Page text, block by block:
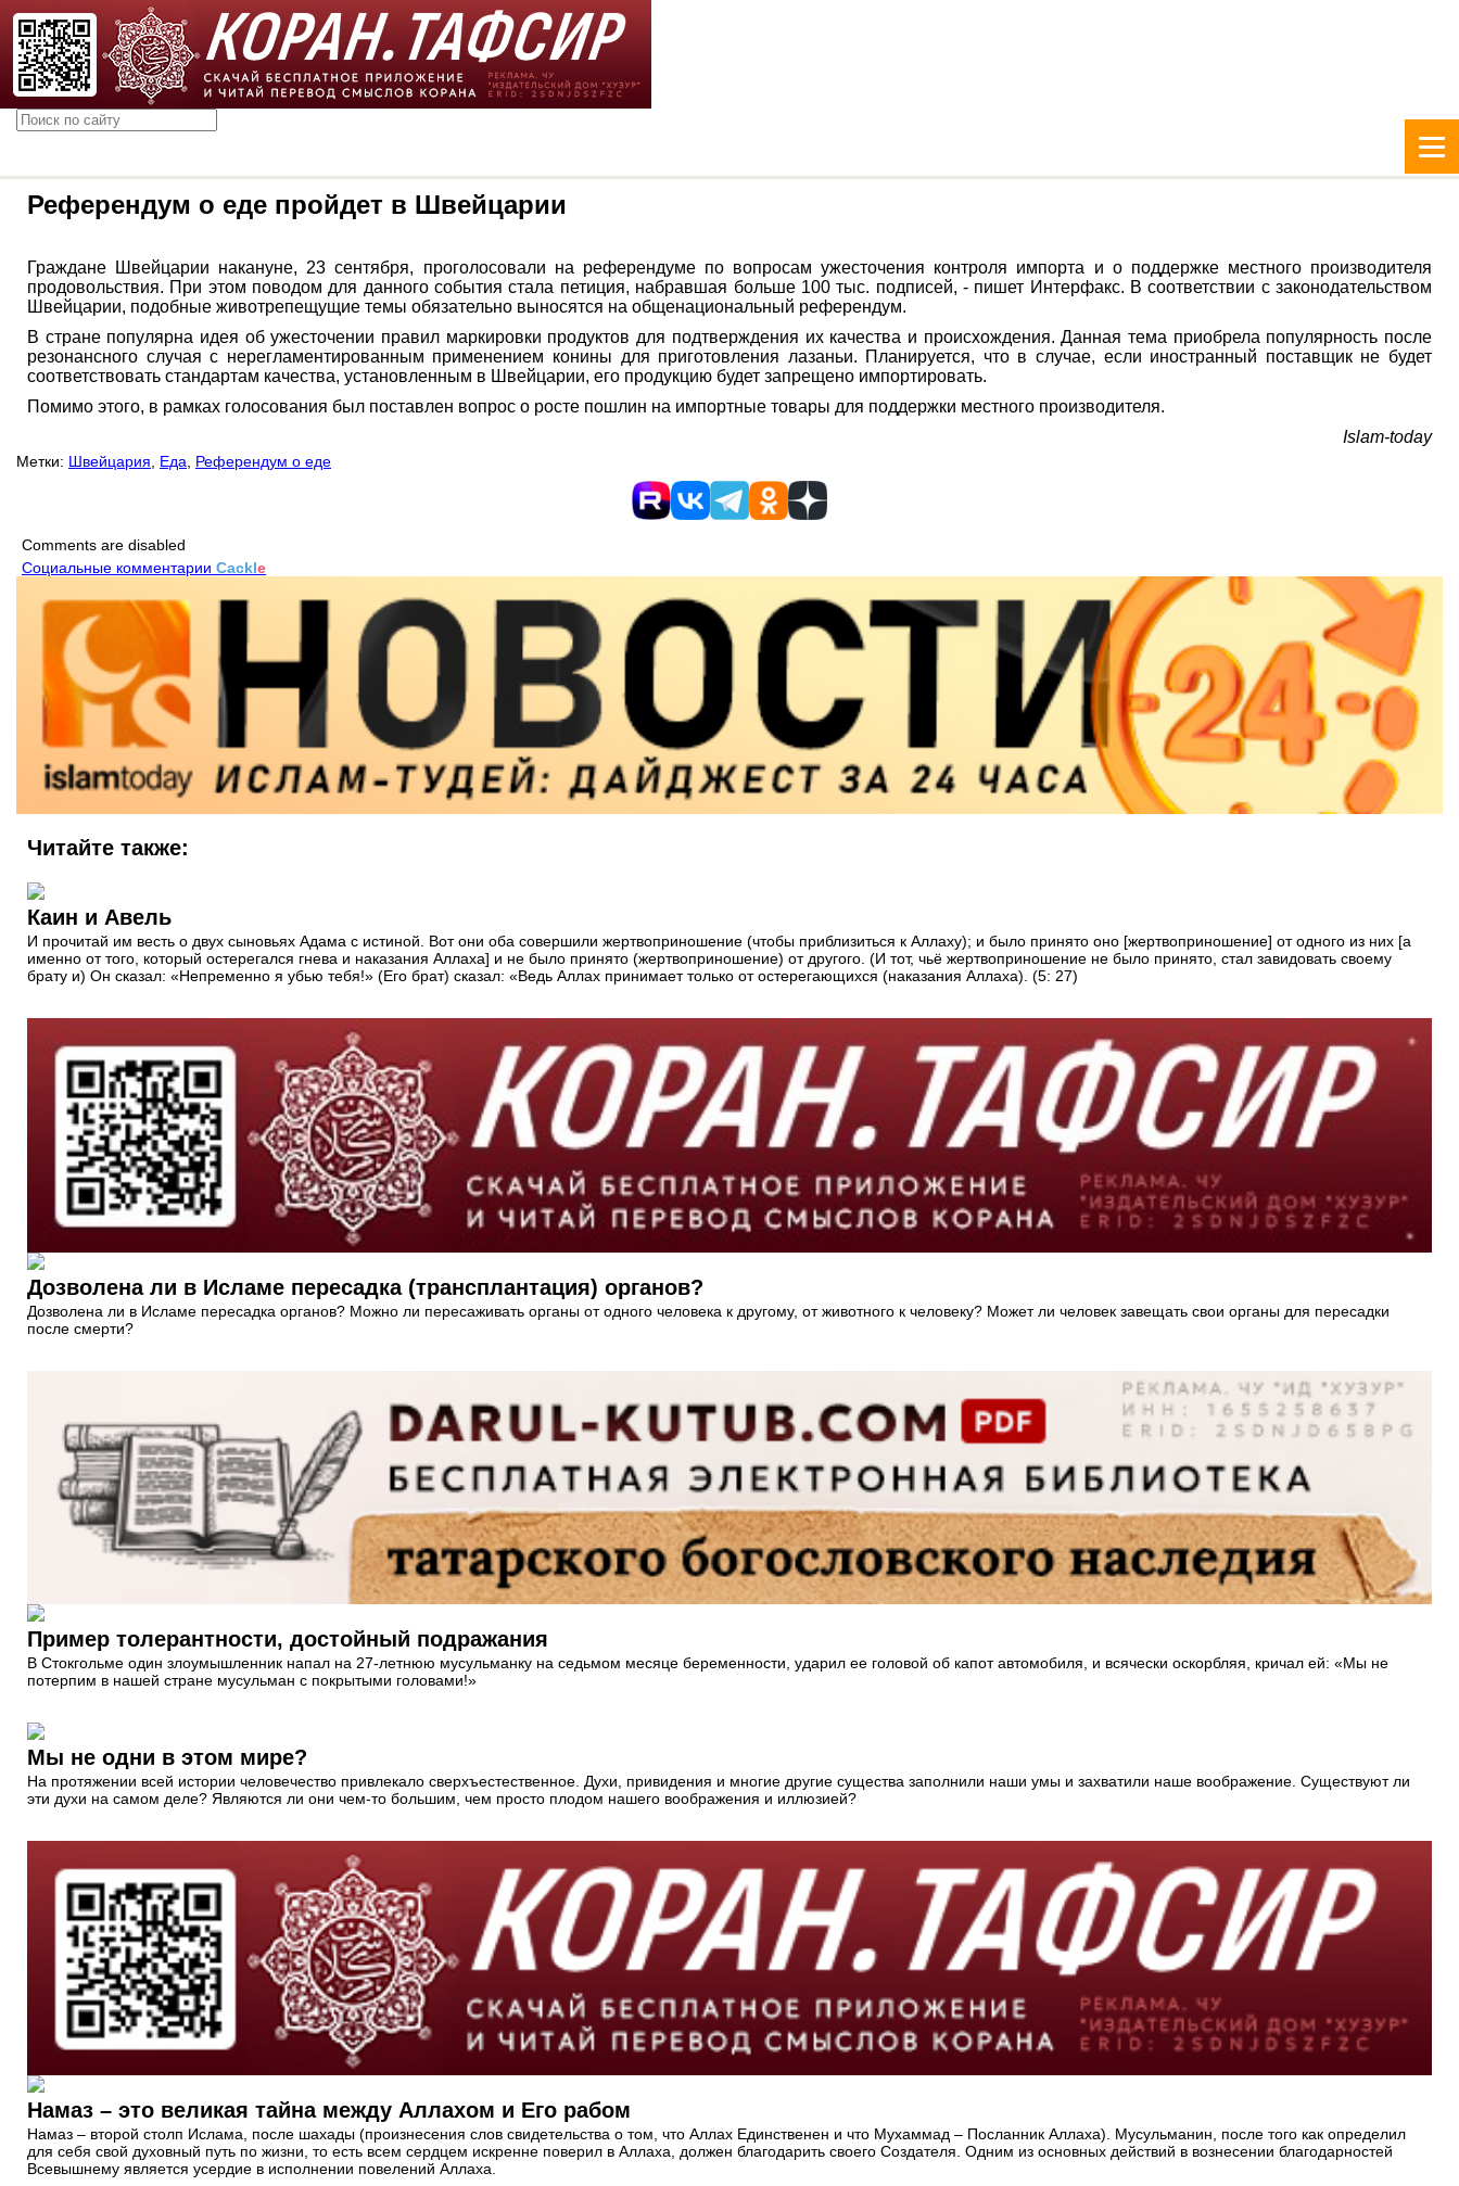
Референдум о еде пройдет в Швейцарии
Граждане Швейцарии накануне, 23 сентября, проголосовали на референдуме по вопросам ужесточения контроля импорта и о поддержке местного производителя
продовольствия. При этом поводом для данного события стала петиция, набравшая больше 100 тыс. подписей, - пишет Интерфакс. В соответствии с законодательством
Швейцарии, подобные животрепещущие темы обязательно выносятся на общенациональный референдум.
В стране популярна идея об ужесточении правил маркировки продуктов для подтверждения их качества и происхождения. Данная тема приобрела популярность после
резонансного случая с нерегламентированным применением конины для приготовления лазаньи. Планируется, что в случае, если иностранный поставщик не будет
соответствовать стандартам качества, установленным в Швейцарии, его продукцию будет запрещено импортировать.
Помимо этого, в рамках голосования был поставлен вопрос о росте пошлин на импортные товары для поддержки местного производителя.
Islam-today
Метки: Швейцария Еда Референдум о еде
Comments are disabled
Социальные комментарии Cackle
Читайте также:
Каин и Авель
И прочитай им весть о двух сыновьях Адама с истиной. Вот они оба совершили жертвоприношение (чтобы приблизиться к Аллаху); и было принято оно [жертвоприношение] от одного из них [а
именно от того, который остерегался гнева и наказания Аллаха] и не было принято (жертвоприношение) от другого. (И тот, чьё жертвоприношение не было принято, стал завидовать своему
брату и) Он сказал: «Непременно я убью тебя!» (Его брат) сказал: «Ведь Аллах принимает только от остерегающихся (наказания Аллаха). (5: 27)
Дозволена ли в Исламе пересадка (трансплантация) органов?
Дозволена ли в Исламе пересадка органов? Можно ли пересаживать органы от одного человека к другому, от животного к человеку? Может ли человек завещать свои органы для пересадки
после смерти?
Пример толерантности, достойный подражания
В Стокгольме один злоумышленник напал на 27-летнюю мусульманку на седьмом месяце беременности, ударил ее головой об капот автомобиля, и всячески оскорбляя, кричал ей: «Мы не
потерпим в нашей стране мусульман с покрытыми головами!»
Мы не одни в этом мире?
На протяжении всей истории человечество привлекало сверхъестественное. Духи, привидения и многие другие существа заполнили наши умы и захватили наше воображение. Существуют ли
эти духи на самом деле? Являются ли они чем-то большим, чем просто плодом нашего воображения и иллюзией?
Намаз – это великая тайна между Аллахом и Его рабом
Намаз – второй столп Ислама, после шахады (произнесения слов свидетельства о том, что Аллах Единственен и что Мухаммад – Посланник Аллаха). Мусульманин, после того как определил
для себя свой духовный путь по жизни, то есть всем сердцем искренне поверил в Аллаха, должен благодарить своего Создателя. Одним из основных действий в вознесении благодарностей
Всевышнему является усердие в исполнении повелений Аллаха.